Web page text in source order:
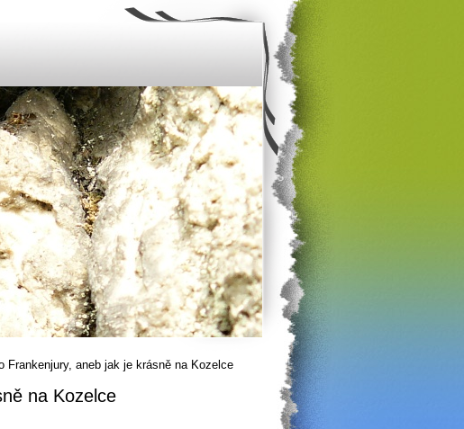
Frankenjury, aneb jak je krásně na Kozelce
na Kozelce